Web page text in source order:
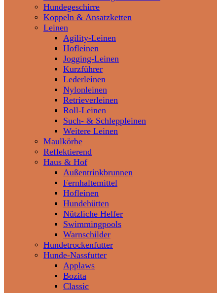
Hundegeschirre
Koppeln & Ansatzketten
Leinen
Agility-Leinen
Hofleinen
Jogging-Leinen
Kurzführer
Lederleinen
Nylonleinen
Retrieverleinen
Roll-Leinen
Such- & Schleppleinen
Weitere Leinen
Maulkörbe
Reflektierend
Haus & Hof
Außentrinkbrunnen
Fernhaltemittel
Hofleinen
Hundehütten
Nützliche Helfer
Swimmingpools
Warnschilder
Hundetrockenfutter
Hunde-Nassfutter
Applaws
Bozita
Classic